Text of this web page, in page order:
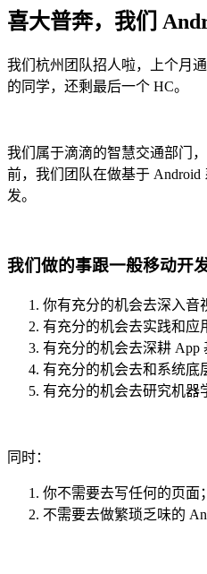
喜大普奔，我们
我们杭州团队招人啦，上个月
的同学，还剩最后一个 HC。
我们属于滴滴的智慧交通部门
前，我们团队在做基于
发。
我们做的事跟一般移动开
你有充分的机会去深入音
有充分的机会去实践和应
有充分的机会去深耕 App
有充分的机会去和系统底
有充分的机会去研究机器
同时：
你不需要去写任何的页面；
不需要去做繁琐乏味的